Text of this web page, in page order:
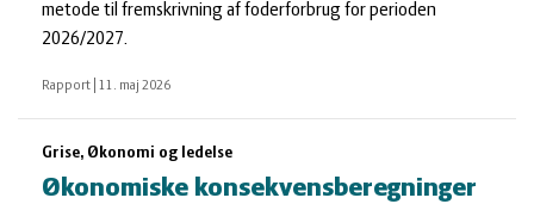
metode til fremskrivning af foderforbrug for perioden
2026/2027.
Rapport 11. maj 2026
Grise, Økonomi og ledelse
Økonomiske konsekvensberegninger